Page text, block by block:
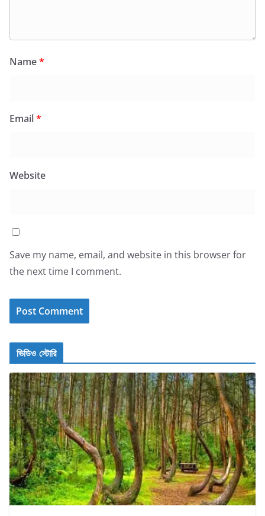
Name*
Email*
Website
Save my name, email, and website in this browser for
the next time I comment.
ভিডিও স্টোরি